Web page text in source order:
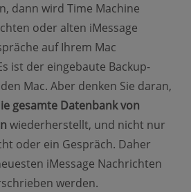
dann wird Time Machine
oder alten iMessage
auf Ihrem Mac
ist der eingebaute Backup-
Mac. Aber denken Sie daran,
gesamte Datenbank von
wiederherstellt, und nicht nur
oder ein Gespräch. Daher
iMessage Nachrichten
werden.